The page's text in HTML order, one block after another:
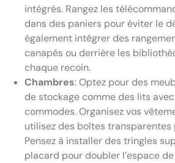
intégrés. Rangez les
dans des paniers pour éviter le
également intégrer des
canapés ou derrière les
chaque recoin.
Chambres: Optez pour des
de stockage comme des lits
commodes. Organisez vos
utilisez des boîtes transparentes
Pensez à installer des tringles
placard pour doubler l’espace